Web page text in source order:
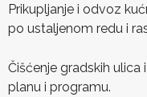
Prikupljanje i odvoz
po ustaljenom redu i
Čišćenje gradskih ulica
planu i programu.